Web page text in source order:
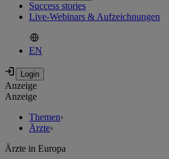
Success stories
Live-Webinars & Aufzeichnungen
EN
Anzeige
Anzeige
Themen›
Ärzte›
Ärzte in Europa